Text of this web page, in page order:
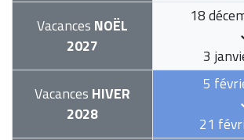
Vacances NOËL
2027
18
3
Vacances HIVER
2028
5
21